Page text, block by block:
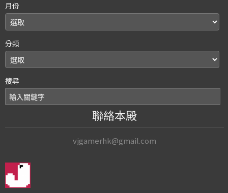
月份
分類
搜尋
聯絡本殿
vjgamerhk@gmail.com